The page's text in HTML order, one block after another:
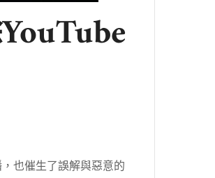
也催生了誤解與惡意的